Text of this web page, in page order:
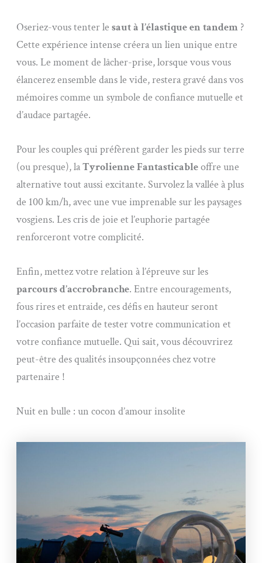
Oseriez-vous tenter lesaut à l’élastique en tandem ?
Cette expérience intense créera un lien unique entre
vous. Le moment de lâcher-prise, lorsque vous vous
élancerez ensemble dans le vide, restera gravé dans vos
mémoires comme un symbole de confiance mutuelle et
d’audace partagée.
Pour les couples qui préfèrent garder les pieds sur terre
(ou presque), laTyrolienne Fantasticableoffre une
alternative tout aussi excitante. Survolez la vallée à plus
de 100 km/h, avec une vue imprenable sur les paysages
vosgiens. Les cris de joie et l’euphorie partagée
renforceront votre complicité.
Enfin, mettez votre relation à l’épreuve sur les
parcours d’accrobranche. Entre encouragements,
fous rires et entraide, ces défis en hauteur seront
l’occasion parfaite de tester votre communication et
votre confiance mutuelle. Qui sait, vous découvrirez
peut-être des qualités insoupçonnées chez votre
partenaire !
Nuit en bulle : un cocon d’amour insolite